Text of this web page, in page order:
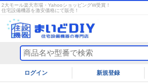
2大モール楽天市場・YahooショッピングW受賞！
住宅設備機器を激安価格にて販売！
ログイン